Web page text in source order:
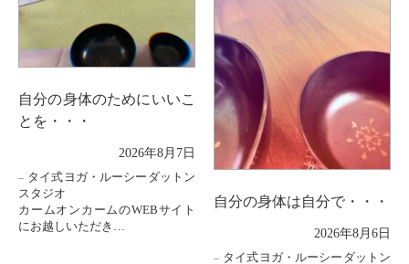
自分の身体のためにいいこ
とを・・・
2026年8月7日
タイ式ヨガ・ルーシーダットン
スタジオ
カームオンカームのWEBサイト
にお越しいただき
自分の身体は自分で・・・
2026年8月6日
タイ式ヨガ・ルーシーダットン